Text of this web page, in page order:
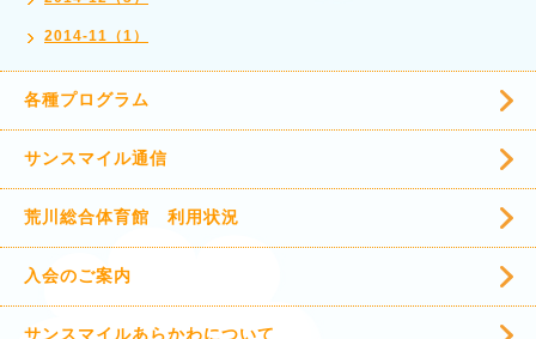
2014-11（1）
各種プログラム
サンスマイル通信
荒川総合体育館 利用状況
入会のご案内
サンスマイルあらかわについて